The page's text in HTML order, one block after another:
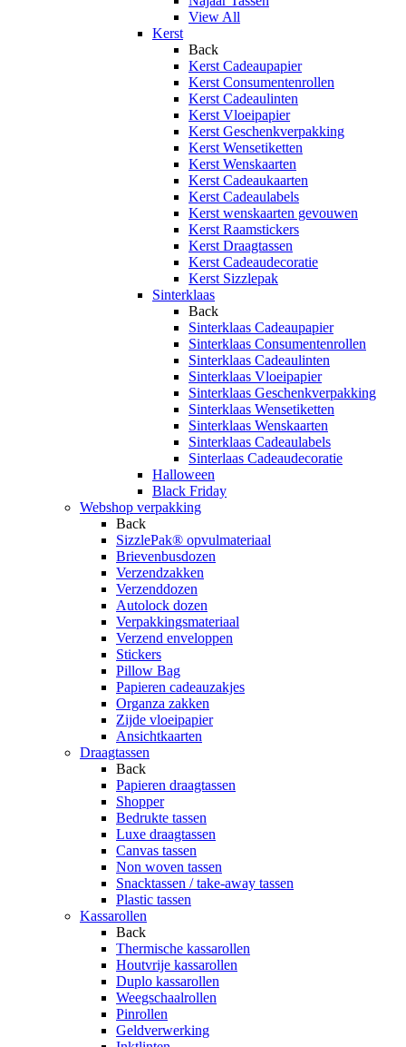
View All
Kerst
Back
Kerst Cadeaupapier
Kerst Consumentenrollen
Kerst Cadeaulinten
Kerst Vloeipapier
Kerst Geschenkverpakking
Kerst Wensetiketten
Kerst Wenskaarten
Kerst Cadeaukaarten
Kerst Cadeaulabels
Kerst wenskaarten gevouwen
Kerst Raamstickers
Kerst Draagtassen
Kerst Cadeaudecoratie
Kerst Sizzlepak
Sinterklaas
Back
Sinterklaas Cadeaupapier
Sinterklaas Consumentenrollen
Sinterklaas Cadeaulinten
Sinterklaas Vloeipapier
Sinterklaas Geschenkverpakking
Sinterklaas Wensetiketten
Sinterklaas Wenskaarten
Sinterklaas Cadeaulabels
Sinterlaas Cadeaudecoratie
Halloween
Black Friday
Webshop verpakking
Back
SizzlePak® opvulmateriaal
Brievenbusdozen
Verzendzakken
Verzenddozen
Autolock dozen
Verpakkingsmateriaal
Verzend enveloppen
Stickers
Pillow Bag
Papieren cadeauzakjes
Organza zakken
Zijde vloeipapier
Ansichtkaarten
Draagtassen
Back
Papieren draagtassen
Shopper
Bedrukte tassen
Luxe draagtassen
Canvas tassen
Non woven tassen
Snacktassen / take-away tassen
Plastic tassen
Kassarollen
Back
Thermische kassarollen
Houtvrije kassarollen
Duplo kassarollen
Weegschaalrollen
Pinrollen
Geldverwerking